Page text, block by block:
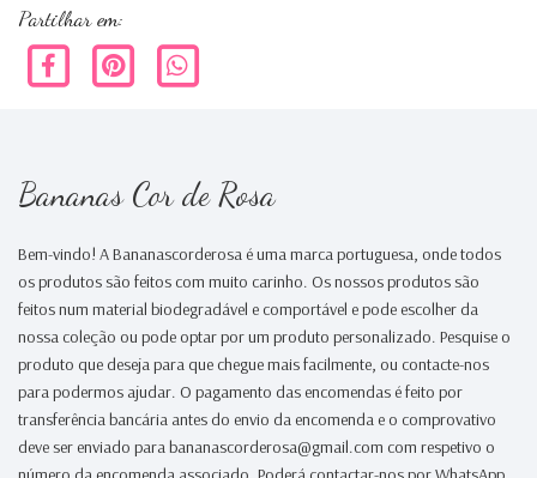
Partilhar em:
Bananas Cor de Rosa
Bem-vindo! A Bananascorderosa é uma marca portuguesa, onde todos
os produtos são feitos com muito carinho. Os nossos produtos são
feitos num material biodegradável e comportável e pode escolher da
nossa coleção ou pode optar por um produto personalizado. Pesquise o
produto que deseja para que chegue mais facilmente, ou contacte-nos
para podermos ajudar. O pagamento das encomendas é feito por
transferência bancária antes do envio da encomenda e o comprovativo
deve ser enviado para bananascorderosa@gmail.com com respetivo o